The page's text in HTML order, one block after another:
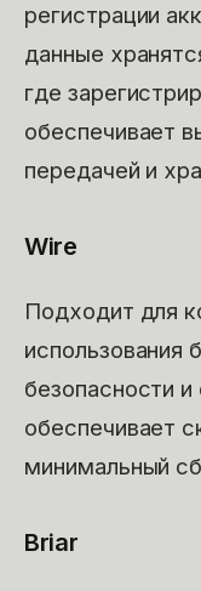
регистрации
данные
где
обеспечивает
передачей и
Wire
Подходит для
использования
безопасности
обеспечивает
минимальный
Briar